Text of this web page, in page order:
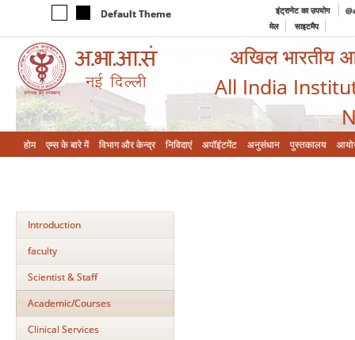
Default Theme इंट्रानेट का उपयोग
मेल
साइटमैप
अखिल भारतीय
All India
होम एम्‍स के बारे में विभाग और केन्‍द्र निविदाएं अपॉइंटमेंट अनुसंधान पुस्तकालय
Introduction
faculty
Scientist & Staff
Academic/Courses
Clinical Services